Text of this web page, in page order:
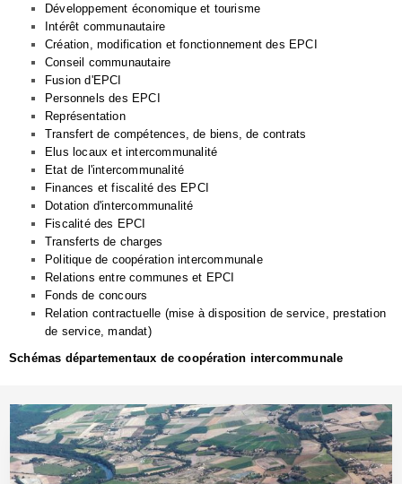
Développement économique et tourisme
Intérêt communautaire
Création, modification et fonctionnement des EPCI
Conseil communautaire
Fusion d'EPCI
Personnels des EPCI
Représentation
Transfert de compétences, de biens, de contrats
Elus locaux et intercommunalité
Etat de l'intercommunalité
Finances et fiscalité des EPCI
Dotation d'intercommunalité
Fiscalité des EPCI
Transferts de charges
Politique de coopération intercommunale
Relations entre communes et EPCI
Fonds de concours
Relation contractuelle (mise à disposition de service, prestation
de service, mandat)
Schémas départementaux de coopération intercommunale